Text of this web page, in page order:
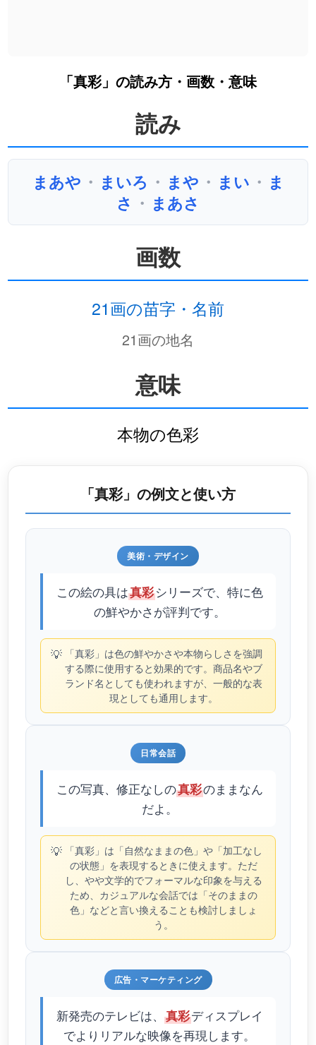
「真彩」の読み方・画数・意味
読み
まあや ・ まいろ ・ まや ・ まい ・ ま
さ ・ まあさ
画数
21画の苗字・名前
21画の地名
意味
本物の色彩
「真彩」の例文と使い方
美術・デザイン
この絵の具は真彩シリーズで、特に色
の鮮やかさが評判です。
💡 「真彩」は色の鮮やかさや本物らしさを強調
する際に使用すると効果的です。商品名やブ
ランド名としても使われますが、一般的な表
現としても通用します。
日常会話
この写真、修正なしの真彩のままなん
だよ。
💡 「真彩」は「自然なままの色」や「加工なし
の状態」を表現するときに使えます。ただ
し、やや文学的でフォーマルな印象を与える
ため、カジュアルな会話では「そのままの
色」などと言い換えることも検討しましょ
う。
広告・マーケティング
新発売のテレビは、 真彩ディスプレイ
でよりリアルな映像を再現します。